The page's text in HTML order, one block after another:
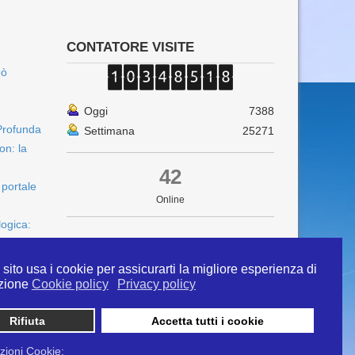
sito usa i cookie per assicurarti la migliore esperienza di
Cookie policy Privacy policy
Rifiuta Accetta tutti i cookie
Cookie:
la
CONTATORE VISITE
Oggi
7388
Settimana
25271
42
Online
info@ipertermiaitalia.it tel. 331/9584817 . Il
diramato nel rispetto delle Linee Guida contenute